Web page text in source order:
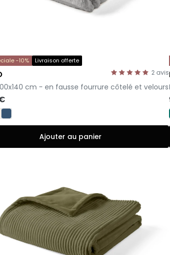
-10% Livraison offerte
2 avis
cm - en fausse fourrure côtelé et velours
Ajouter au panier